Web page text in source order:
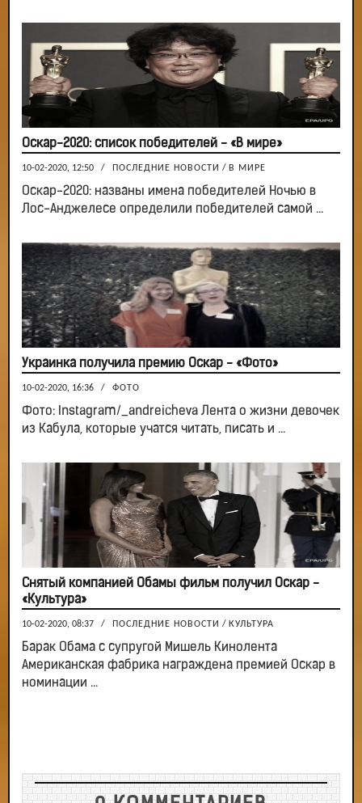
Оскар-2020: список победителей - «В мире»
10-02-2020, 12:50 / ПОСЛЕДНИЕ НОВОСТИ / В МИРЕ
Оскар-2020: названы имена победителей Ночью в
Лос-Анджелесе определили победителей самой ...
Украинка получила премию Оскар - «Фото»
10-02-2020, 16:36 / ФОТО
Фото: Instagram/_andreicheva Лента о жизни девочек
из Кабула, которые учатся читать, писать и ...
Снятый компанией Обамы фильм получил Оскар -
«Культура»
10-02-2020, 08:37 / ПОСЛЕДНИЕ НОВОСТИ / КУЛЬТУРА
Барак Обама с супругой Мишель Кинолента
Американская фабрика награждена премией Оскар в
номинации ...